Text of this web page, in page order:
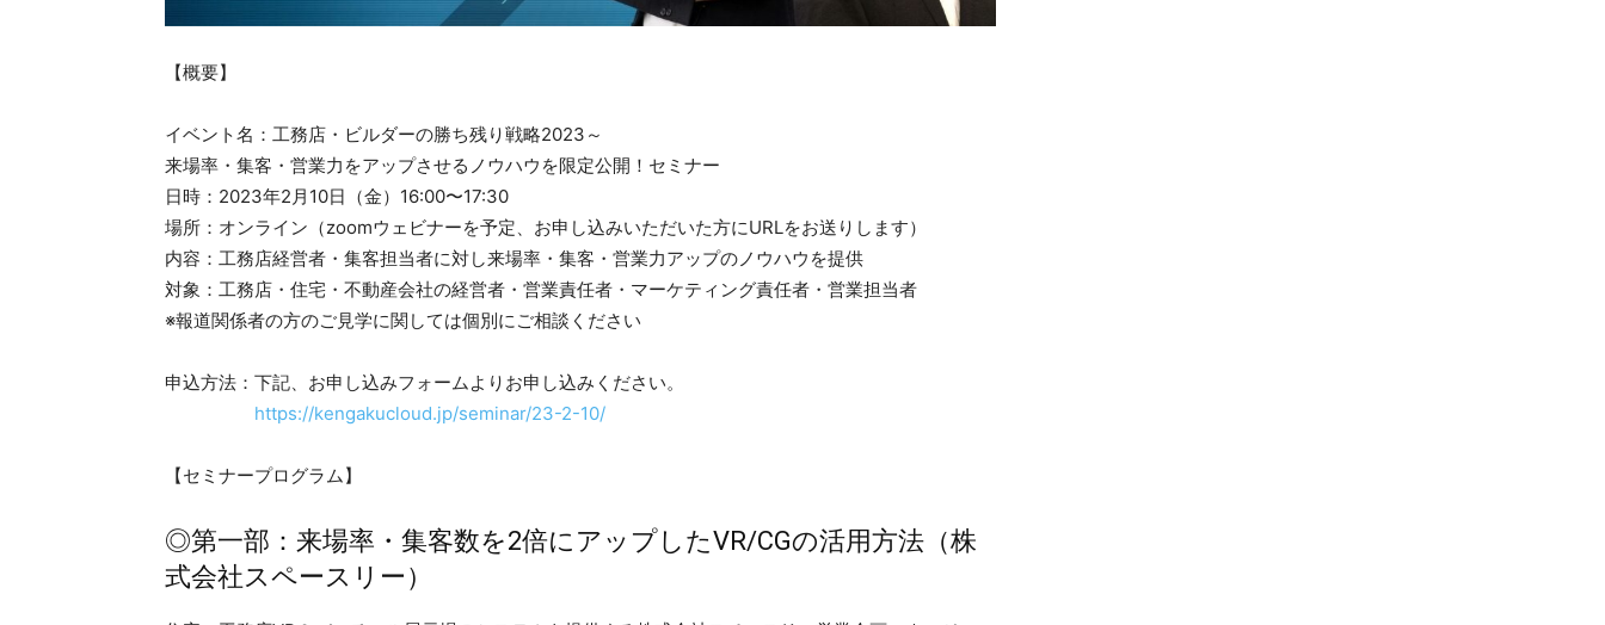
【概要】
イベント名：工務店・ビルダーの勝ち残り戦略2023～
来場率・集客・営業力をアップさせるノウハウを限定公開！セミナー
日時：2023年2月10日（金）16:00〜17:30
場所：オンライン（zoomウェビナーを予定、お申し込みいただいた方にURLをお送りします）
内容：工務店経営者・集客担当者に対し来場率・集客・営業力アップのノウハウを提供
対象：工務店・住宅・不動産会社の経営者・営業責任者・マーケティング責任者・営業担当者
※報道関係者の方のご見学に関しては個別にご相談ください
申込方法：下記、お申し込みフォームよりお申し込みください。
https://kengakucloud.jp/seminar/23-2-10/
【セミナープログラム】
◎第一部：来場率・集客数を2倍にアップしたVR/CGの活用方法（株
式会社スペースリー）